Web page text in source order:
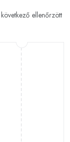
ellenőrzött